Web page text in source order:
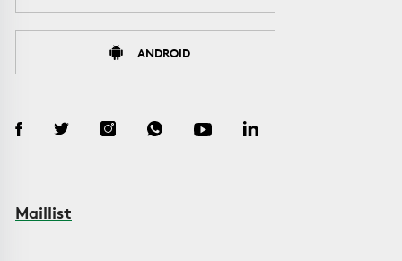
ANDROID
Maillist